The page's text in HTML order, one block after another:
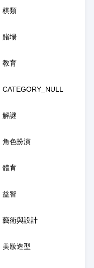
棋類
賭場
教育
CATEGORY_NULL
解謎
角色扮演
體育
益智
藝術與設計
美妝造型